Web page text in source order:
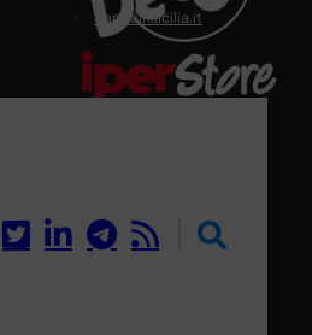
Sanitainsicilia.it